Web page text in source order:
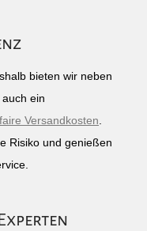
bieten wir neben
, auch ein
faire Versandkosten
Risiko und genießen